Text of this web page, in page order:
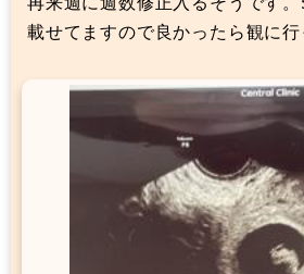
載せてますので良かったら観に行